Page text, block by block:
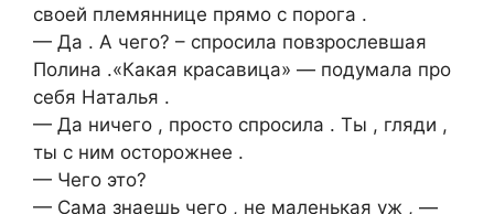
своей племяннице прямо с порога .
— Да . А чего? – спросила повзрослевшая
Полина .«Какая красавица» — подумала про
себя Наталья .
— Да ничего , просто спросила . Ты , гляди ,
ты с ним осторожнее .
— Чего это?
— Сама знаешь чего , не маленькая уж , —